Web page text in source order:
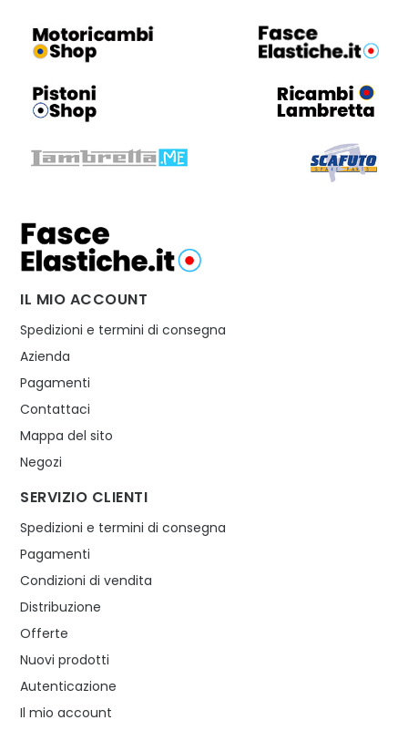
IL MIO ACCOUNT
Spedizioni e termini di consegna
Azienda
Pagamenti
Contattaci
Mappa del sito
Negozi
SERVIZIO CLIENTI
Spedizioni e termini di consegna
Pagamenti
Condizioni di vendita
Distribuzione
Offerte
Nuovi prodotti
Autenticazione
Il mio account